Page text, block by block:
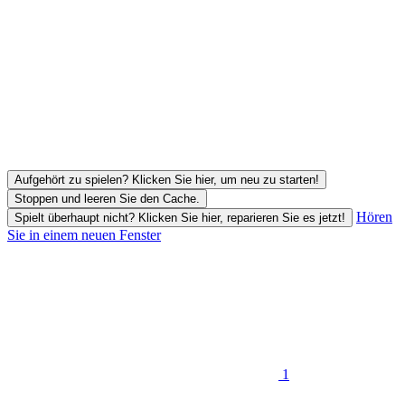
Aufgehört zu spielen? Klicken Sie hier, um neu zu starten!
Stoppen und leeren Sie den Cache.
Spielt überhaupt nicht? Klicken Sie hier, reparieren Sie es jetzt!
Hören
Sie in einem neuen Fenster
1